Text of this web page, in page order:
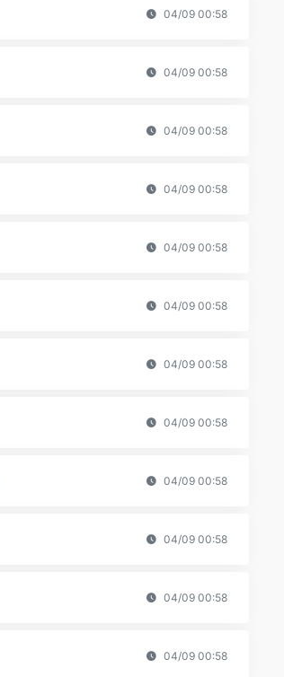
04/09 00:58
04/09 00:58
04/09 00:58
04/09 00:58
04/09 00:58
04/09 00:58
04/09 00:58
04/09 00:58
04/09 00:58
04/09 00:58
04/09 00:58
04/09 00:58